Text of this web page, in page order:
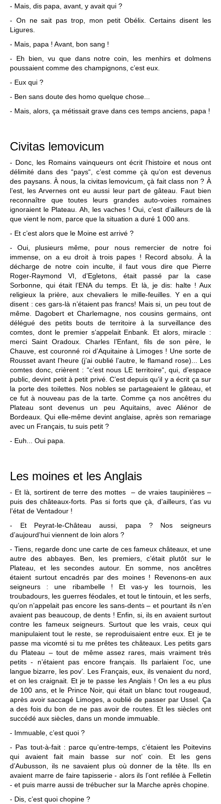
- Mais, dis papa, avant, y avait qui ?
- On ne sait pas trop, mon petit Obélix. Certains disent les
Ligures.
- Mais, papa ! Avant, bon sang !
- Eh bien, vu que dans notre coin, les menhirs et dolmens
poussaient comme des champignons, c’est eux.
- Eux qui ?
- Ben sans doute des homo quelque chose...
- Mais, alors, ça métissait grave dans ces temps anciens, papa !
Civitas lemovicum
- Donc, les Romains vainqueurs ont écrit l’histoire et nous ont
délimité dans des “pays“, c’est comme çà qu’on est devenus
des paysans. À nous, la civitas lemovicum, çà fait class non ? À
l’est, les Arvernes ont eu aussi leur part de gâteau. Faut bien
reconnaître que toutes leurs grandes auto-voies romaines
ignoraient le Plateau. Ah, les vaches ! Oui, c’est d’ailleurs de là
que vient le nom, parce que la situation a duré 1 000 ans.
- Et c’est alors que le Moine est arrivé ?
- Oui, plusieurs même, pour nous remercier de notre foi
immense, on a eu droit à trois papes ! Record absolu. À la
décharge de notre coin inculte, il faut vous dire que Pierre
Roger-Raymond VI, d’Egletons, était passé par la case
Sorbonne, qui était l’ENA du temps. Et là, je dis: halte ! Aux
religieux la prière, aux chevaliers le mille-feuilles. Y en a qui
disent : ces gars-là n’étaient pas francs! Mais si, un peu tout de
même. Dagobert et Charlemagne, nos cousins germains, ont
délégué des petits bouts de territoire à la surveillance des
comtes, dont le premier s’appelait Enbank. Et alors, miracle :
merci Saint Oradoux. Charles l’Enfant, fils de son père, le
Chauve, est couronné roi d’Aquitaine à Limoges ! Une sorte de
Rousset avant l’heure (j’ai oublié l’autre, le flamand rose)... Les
comtes donc, crièrent : “c’est nous LE territoire“, qui, d’espace
public, devint petit à petit privé. C’est depuis qu’il y a écrit ça sur
la porte des toilettes. Nos nobles se partageaient le gâteau, et
ce fut à nouveau pas de la tarte. Comme ça nos ancêtres du
Plateau sont devenus un peu Aquitains, avec Aliénor de
Bordeaux. Qui elle-même devint anglaise, après son remariage
avec un Français, tu suis petit ?
- Euh... Oui papa.
Les moines et les Anglais
- Et là, sortirent de terre des mottes – de vraies taupinières –
puis des châteaux-forts. Pas si forts que çà, d’ailleurs, t’as vu
l’état de Ventadour !
- Et Peyrat-le-Château aussi, papa ? Nos seigneurs
d’aujourd’hui viennent de loin alors ?
- Tiens, regarde donc une carte de ces fameux châteaux, et une
autre des abbayes. Ben, les premiers, c’était plutôt sur le
Plateau, et les secondes autour. En somme, nos ancêtres
étaient surtout encadrés par des moines ! Revenons-en aux
seigneurs : une ribambelle ! Et vas-y les tournois, les
troubadours, les guerres féodales, et tout le tintouin, et les serfs,
qu’on n’appelait pas encore les sans-dents – et pourtant ils n’en
avaient pas beaucoup, de dents ! Enfin, si, ils en avaient surtout
contre les fameux seigneurs. Surtout que les vrais, ceux qui
manipulaient tout le reste, se reproduisaient entre eux. Et je te
passe ma vicomté si tu me prêtes tes châteaux. Les petits gars
du Plateau – tout de même assez rares, mais vraiment très
petits - n’étaient pas encore français. Ils parlaient l’oc, une
langue bizarre, les pov’. Les Français, eux, ils venaient du nord,
et on les craignait. Et je te passe les Anglais ! On les a eu plus
de 100 ans, et le Prince Noir, qui était un blanc tout rougeaud,
après avoir saccagé Limoges, a oublié de passer par Ussel. Ça
a des fois du bon de ne pas avoir de routes. Et les siècles ont
succédé aux siècles, dans un monde immuable.
- Immuable, c’est quoi ?
- Pas tout-à-fait : parce qu’entre-temps, c’étaient les Poitevins
qui avaient fait main basse sur not’ coin. Et les gens
d’Aubusson, ils ne savaient plus où donner de la tête. Ils en
avaient marre de faire tapisserie - alors ils l’ont refilée à Felletin
- et puis marre aussi de trébucher sur la Marche après chopine.
- Dis, c’est quoi chopine ?